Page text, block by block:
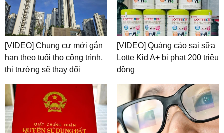
[VIDEO] Chung cư mới gắn
hạn theo tuổi thọ công trình,
thị trường sẽ thay đổi
[VIDEO] Quảng cáo sai sữa
Lotte Kid A+ bị phạt 200 triệu
đồng